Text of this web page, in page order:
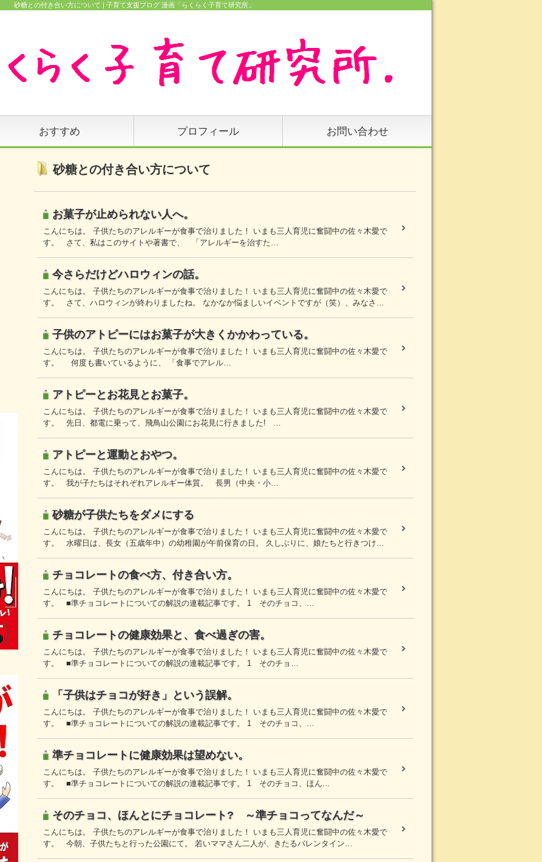
砂糖との付き合い方について | 子育て支援ブログ 漫画「らくらく子育て研究所」
おすすめ プロフィール お問い合わせ
砂糖との付き合い方について
お菓子が止められない人へ。
こんにちは。 子供たちのアレルギーが食事で治りました！ いまも三人育児に奮闘中の佐々木愛で
す。 さて、私はこのサイトや著書で、 「アレルギーを治すた…
今さらだけどハロウィンの話。
こんにちは。 子供たちのアレルギーが食事で治りました！ いまも三人育児に奮闘中の佐々木愛で
す。 さて、ハロウィンが終わりましたね。 なかなか悩ましいイベントですが（笑）、みなさ…
子供のアトピーにはお菓子が大きくかかわっている。
こんにちは。 子供たちのアレルギーが食事で治りました！ いまも三人育児に奮闘中の佐々木愛で
す。 何度も書いているように、 「食事でアレル…
アトピーとお花見とお菓子。
こんにちは。 子供たちのアレルギーが食事で治りました！ いまも三人育児に奮闘中の佐々木愛で
す。 先日、都電に乗って、飛鳥山公園にお花見に行きました! …
アトピーと運動とおやつ。
こんにちは。 子供たちのアレルギーが食事で治りました！ いまも三人育児に奮闘中の佐々木愛で
す。 我が子たちはそれぞれアレルギー体質。 長男（中央・小…
砂糖が子供たちをダメにする
こんにちは。 子供たちのアレルギーが食事で治りました！ いまも三人育児に奮闘中の佐々木愛で
す。 水曜日は、長女（五歳年中）の幼稚園が午前保育の日。 久しぶりに、娘たちと行きつけ…
チョコレートの食べ方、付き合い方。
こんにちは。 子供たちのアレルギーが食事で治りました！ いまも三人育児に奮闘中の佐々木愛で
す。 ■準チョコレートについての解説の連載記事です。 1 そのチョコ、…
チョコレートの健康効果と、食べ過ぎの害。
こんにちは。 子供たちのアレルギーが食事で治りました！ いまも三人育児に奮闘中の佐々木愛で
す。 ■準チョコレートについての解説の連載記事です。 1 そのチョ…
「子供はチョコが好き」という誤解。
こんにちは。 子供たちのアレルギーが食事で治りました！ いまも三人育児に奮闘中の佐々木愛で
す。 ■準チョコレートについての解説の連載記事です。 1 そのチョコ、…
準チョコレートに健康効果は望めない。
こんにちは。 子供たちのアレルギーが食事で治りました！ いまも三人育児に奮闘中の佐々木愛で
す。 ■準チョコレートについての解説の連載記事です。 1 そのチョコ、ほん…
そのチョコ、ほんとにチョコレート? ～準チョコってなんだ～
こんにちは。 子供たちのアレルギーが食事で治りました！ いまも三人育児に奮闘中の佐々木愛で
す。 今朝、子供たちと行った公園にて。 若いママさん二人が、きたるバレンタイン…